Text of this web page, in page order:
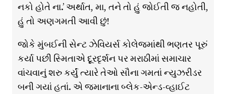
નકો હોતે ના.’ અર્થાત, મા, તને તો હું જોઈતી જ નહોતી,
હું તો અણગમતી આવી છું!
જોકે મુંબઈની સેન્ટ ઝેવિયર્સ કોલેજમાંથી ભણતર પૂરું
કર્યા પછી સ્મિતાએ દૃૂરદૃર્શન પર મરાઠીમાં સમાચાર
વાંચવાનું શરુ કર્યું ત્યારે તેઓ સૌના ગમતાં ન્યુઝરીડર
બની ગયાં હતાં. એ જમાનાના બ્લેક-એન્ડ-વ્હાઈટ